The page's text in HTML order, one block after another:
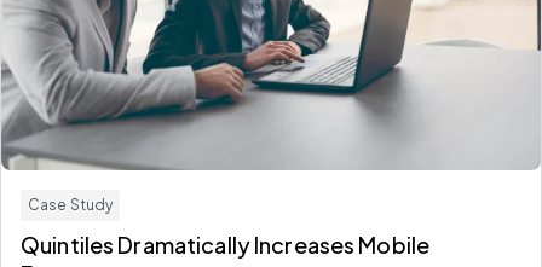
Case Study
Quintiles Dramatically Increases Mobile